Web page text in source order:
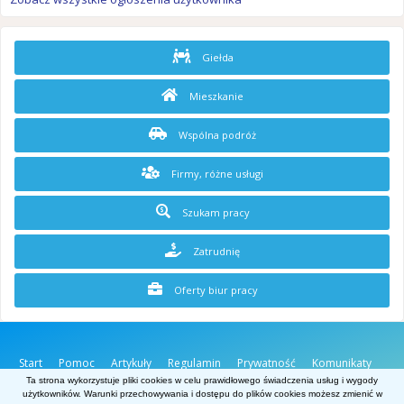
Giełda
Mieszkanie
Wspólna podróż
Firmy, różne usługi
Szukam pracy
Zatrudnię
Oferty biur pracy
Start Pomoc Artykuły Regulamin Prywatność
Komunikaty
O stronie
Kontakt
Ta strona wykorzystuje pliki cookies w celu prawidłowego świadczenia usług i wygody
użytkowników. Warunki przechowywania i dostępu do plików cookies możesz zmienić w